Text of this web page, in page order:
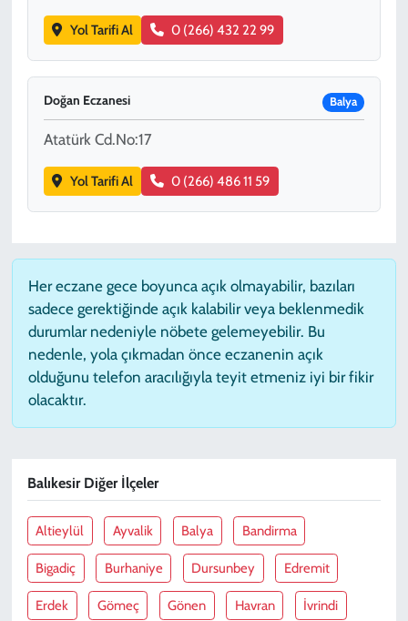
Yol Tarifi Al 0 (266) 432 22 99
Doğan Eczanesi Balya
Atatürk Cd.No:17
Yol Tarifi Al 0 (266) 486 11 59
Her eczane gece boyunca açık olmayabilir, bazıları
sadece gerektiğinde açık kalabilir veya beklenmedik
durumlar nedeniyle nöbete gelemeyebilir. Bu
nedenle, yola çıkmadan önce eczanenin açık
olduğunu telefon aracılığıyla teyit etmeniz iyi bir fikir
olacaktır.
Balıkesir Diğer İlçeler
Altieylül Ayvalik Balya Bandirma
Bigadiç Burhaniye Dursunbey Edremit
Erdek Gömeç Gönen Havran İvrindi